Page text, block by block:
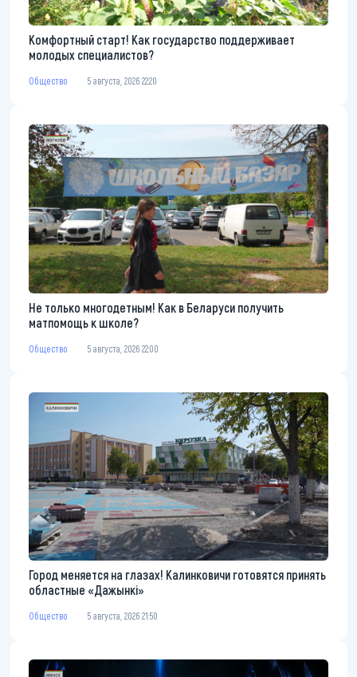
Комфортный старт! Как государство поддерживает
молодых специалистов?
Общество 5 августа, 2026 22:20
Не только многодетным! Как в Беларуси получить
матпомощь к школе?
Общество 5 августа, 2026 22:00
Город меняется на глазах! Калинковичи готовятся принять
областные «Дажынкі»
Общество 5 августа, 2026 21:50